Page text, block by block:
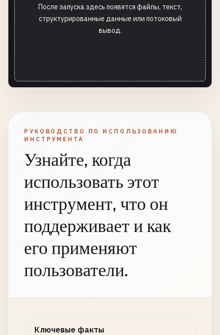
После запуска здесь появятся файлы, текст,
структурированные данные или потоковый
вывод.
РУКОВОДСТВО ПО ИСПОЛЬЗОВАНИЮ
ИНСТРУМЕНТА
Узнайте, когда
использовать этот
инструмент, что он
поддерживает и как
его применяют
пользователи.
Ключевые факты